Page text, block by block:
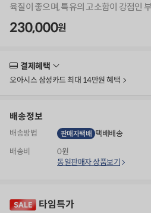
육질이 좋으며, 특유의 고소함이 강점인
230,000원
결제혜택
보
오아시스 삼성카드 최대 14만원 혜택
배송정보
배송방법 판매자택배 택배배송
배송비
0원
동일판매자 상품보기
타임특가